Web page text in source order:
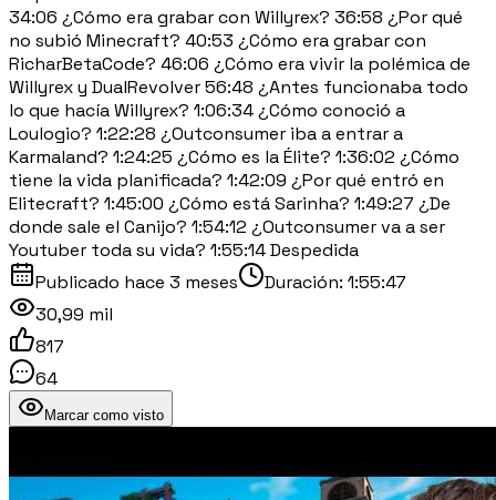
34:06 ¿Cómo era grabar con Willyrex? 36:58 ¿Por qué
no subió Minecraft? 40:53 ¿Cómo era grabar con
RicharBetaCode? 46:06 ¿Cómo era vivir la polémica de
Willyrex y DualRevolver 56:48 ¿Antes funcionaba todo
lo que hacía Willyrex? 1:06:34 ¿Cómo conoció a
Loulogio? 1:22:28 ¿Outconsumer iba a entrar a
Karmaland? 1:24:25 ¿Cómo es la Élite? 1:36:02 ¿Cómo
tiene la vida planificada? 1:42:09 ¿Por qué entró en
Elitecraft? 1:45:00 ¿Cómo está Sarinha? 1:49:27 ¿De
donde sale el Canijo? 1:54:12 ¿Outconsumer va a ser
Youtuber toda su vida? 1:55:14 Despedida
Publicado hace 3 meses Duración: 1:55:47
30,99 mil
817
64
Marcar como visto